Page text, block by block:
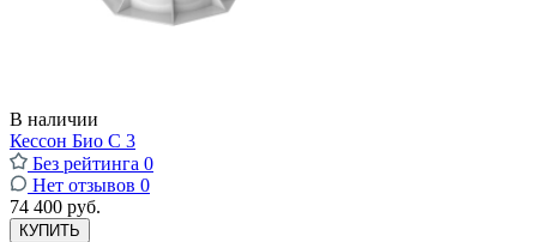
В наличии
Кессон Био С 3
Без рейтинга 0
Нет отзывов 0
74 400 руб.
КУПИТЬ